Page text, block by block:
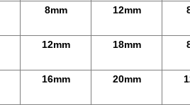
8mm 12mm
12mm 18mm
16mm 20mm